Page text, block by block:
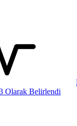
Olarak Belirlendi